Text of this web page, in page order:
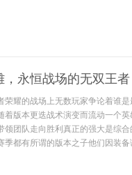
，永恒战场的无双王者
荣耀的战场上无数玩家争论着谁
着版本更迭战术演变而流动一个
领团队走向胜利真正的强大是综
季都有所谓的版本之子他们因装